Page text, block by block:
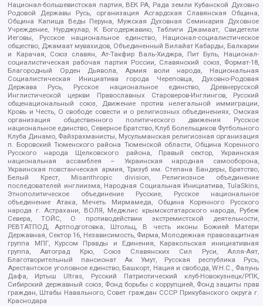
Национал-большевистская партия, ВЕК РА, Рада земли Кубанской Духовно
Родовой Державы Русь, организация Асгардская Славянская Община,
Община Капища Веды Перуна, Мужская Духовная Семинария Духовное
Учреждение, Нурджулар, К Богодержавию, Таблиги Джамаат, Свидетели
Иеговы, Русское национальное единство, Национал-социалистическое
общество, Джамаат мувахидов, Объединенный Вилайат Кабарды, Балкарии
и Карачая, Союз славян, Ат-Такфир Валь-Хиджра, Пит Буль, Национал-
социалистическая рабочая партия России, Славянский союз, Формат-18,
Благородный Орден Дьявола, Армия воли народа, Национальная
Социалистическая Инициатива города Череповца, Духовно-Родовая
Держава Русь, Русское национальное единство, Древнерусской
Инглистической церкви Православных Староверов-Инглингов, Русский
общенациональный союз, Движение против нелегальной иммиграции,
Кровь и Честь, О свободе совести и о религиозных объединениях, Омская
организация общественного политического движения Русское
национальное единство, Северное Братство, Клуб Болельщиков Футбольного
Клуба Динамо, Файзрахманисты, Мусульманская религиозная организация
п. Боровский Тюменского района Тюменской области, Община Коренного
Русского народа Щелковского района, Правый сектор, Украинская
национальная ассамблея – Украинская народная самооборона,
Украинская повстанческая армия, Тризуб им. Степана Бандеры, Братство,
Белый Крест, Misanthropic division, Религиозное объединение
последователей инглиизма, Народная Социальная Инициатива, TulaSkins,
Этнополитическое объединение Русские, Русское национальное
объединение Атака, Мечеть Мирмамеда, Община Коренного Русского
народа г. Астрахани, ВОЛЯ, Меджлис крымскотатарского народа, Рубеж
Севера, ТОЙС, О противодействии экстремистской деятельности,
РЕВТАТПОД, Артподготовка, Штольц, В честь иконы Божией Матери
Державная, Сектор 16, Независимость, Фирма, Молодежная правозащитная
группа МПГ, Курсом Правды и Единения, Каракольская инициативная
группа, Автоград Крю, Союз Славянских Сил Руси, Алля-Аят,
Благотворительный пансионат Ак Умут, Русская республика Русь,
Арестантское уголовное единство, Башкорт, Нация и свобода, W.H.С., Фалунь
Дафа, Иртыш Ultras, Русский Патриотический клуб-Новокузнецк/РПК,
Сибирский державный союз, Фонд борьбы с коррупцией, Фонд защиты прав
граждан, Штабы Навального, Совет граждан СССР Прикубанского округа г.
Краснодара